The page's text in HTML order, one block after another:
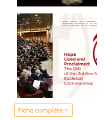
Fiche complète >